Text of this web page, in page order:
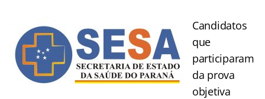
Candidatos
que
participaram
da prova
objetiva